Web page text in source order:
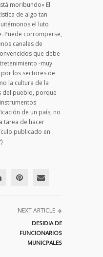
moribundo» El
de algo tan
el luto
Puede corromperse,
canales de
que debe
-muy
los sectores de
la cultura de la
del pueblo, porque
de un país; no
tarea de hacer
publicado en
NEXT ARTICLE
DESIDIA DE
FUNCIONARIOS
MUNICPALES